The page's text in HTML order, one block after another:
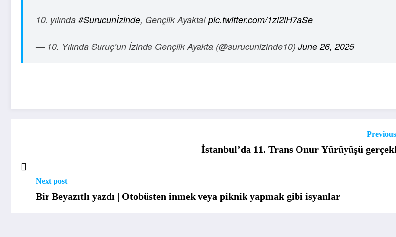
10. yılında #Surucunİzinde, Gençlik Ayakta! pic.twitter.com/1zl2lH7aSe
— 10. Yılında Suruç’un İzinde Gençlik Ayakta (@surucunizinde10) June 26, 2025
İstanbul’da 11. Trans Onur Yürüyüşü
Next post
Bir Beyazıtlı yazdı | Otobüsten inmek veya piknik yapmak gibi isyanlar